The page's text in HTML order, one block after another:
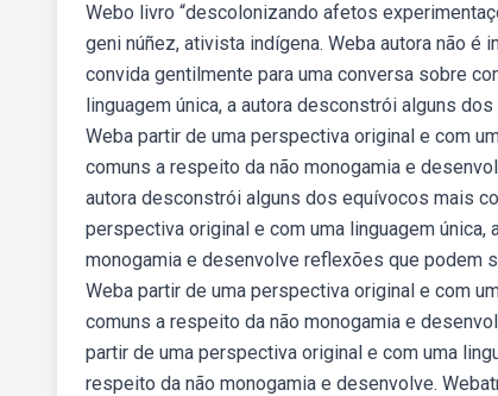
Webo livro “descolonizando afetos
geni núñez, ativista indígena. Weba autora não é
convida gentilmente para uma conversa sobre
linguagem única, a autora desconstrói alguns
Weba partir de uma perspectiva original e com
comuns a respeito da não monogamia e
autora desconstrói alguns dos equívocos mais
perspectiva original e com uma linguagem
monogamia e desenvolve reflexões que podem
Weba partir de uma perspectiva original e com
comuns a respeito da não monogamia e
partir de uma perspectiva original e com uma
respeito da não monogamia e desenvolve.